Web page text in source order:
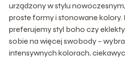
urządzony w stylu
proste formy i stonowane kolory.
preferujemy styl boho czy
sobie na więcej swobody –
intensywnych kolorach,